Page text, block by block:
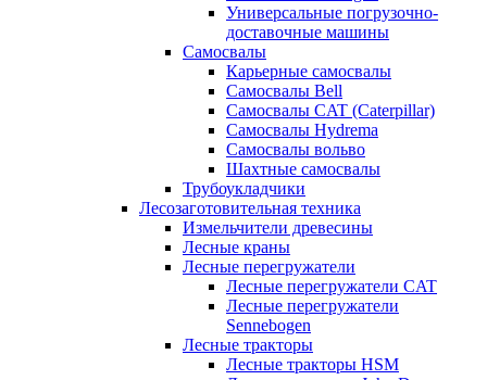
Универсальные погрузочно-
доставочные машины
Самосвалы
Карьерные самосвалы
Самосвалы Bell
Самосвалы CAT (Caterpillar)
Самосвалы Hydrema
Самосвалы вольво
Шахтные самосвалы
Трубоукладчики
Лесозаготовительная техника
Измельчители древесины
Лесные краны
Лесные перегружатели
Лесные перегружатели CAT
Лесные перегружатели
Sennebogen
Лесные тракторы
Лесные тракторы HSM